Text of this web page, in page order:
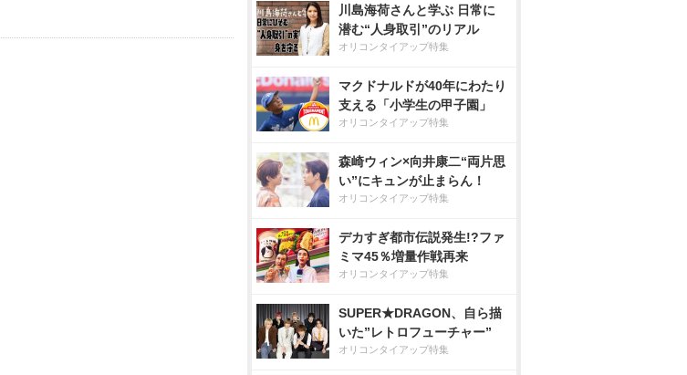
川島海荷さんと学ぶ 日常に
潜む“人身取引”のリアル
オリコンタイアップ特集
マクドナルドが40年にわたり
支える「小学生の甲子園」
オリコンタイアップ特集
森崎ウィン×向井康二“両片思
い”にキュンが止まらん！
オリコンタイアップ特集
デカすぎ都市伝説発生!?ファ
ミマ45％増量作戦再来
オリコンタイアップ特集
SUPER★DRAGON、自ら描
いた”レトロフューチャー”
オリコンタイアップ特集